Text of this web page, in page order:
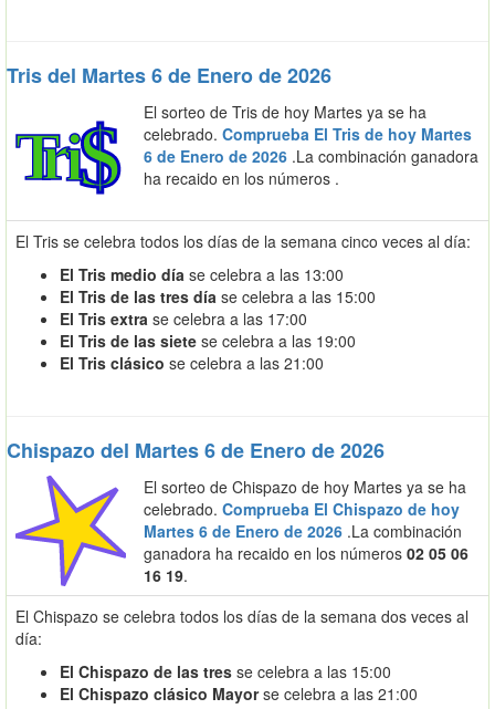
Tris del Martes 6 de Enero de 2026
El sorteo de Tris de hoy Martes ya se ha
celebrado. Comprueba El Tris de hoy Martes
6 de Enero de 2026 .La combinación ganadora
ha recaido en los números .
El Tris se celebra todos los días de la semana cinco veces al día:
El Tris medio día se celebra a las 13:00
El Tris de las tres día se celebra a las 15:00
El Tris extra se celebra a las 17:00
El Tris de las siete se celebra a las 19:00
El Tris clásico se celebra a las 21:00
Chispazo del Martes 6 de Enero de 2026
El sorteo de Chispazo de hoy Martes ya se ha
celebrado. Comprueba El Chispazo de hoy
Martes 6 de Enero de 2026 .La combinación
ganadora ha recaido en los números 02 05 06
16 19.
El Chispazo se celebra todos los días de la semana dos veces al
día:
El Chispazo de las tres se celebra a las 15:00
El Chispazo clásico Mayorse celebra a las 21:00